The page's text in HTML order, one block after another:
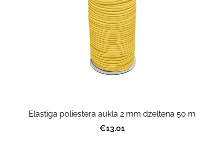
Elastīga poliestera aukla 2 mm dzeltena 50 m
€13.01